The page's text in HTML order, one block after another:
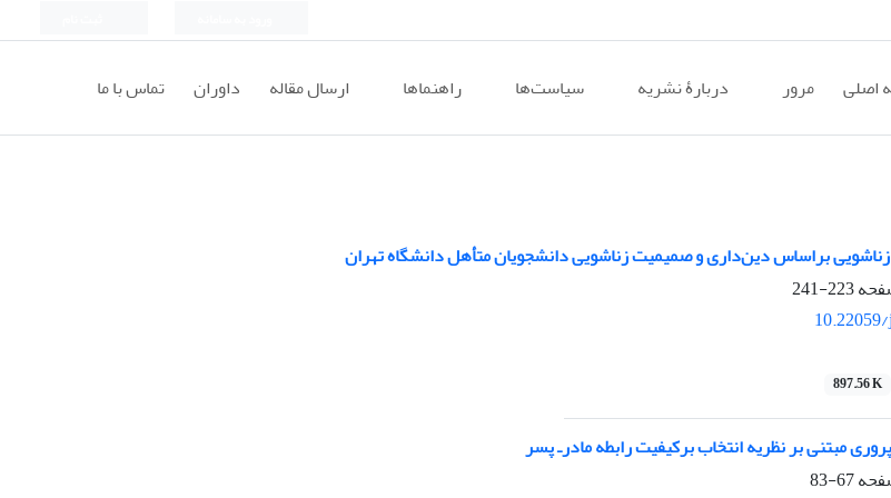
اصلی مرور دربارۀ نشریه سیاست‌ها راهنماها ارسال مقاله داوران تماس با ما
براساس دین‌داری و صمیمیت زناشویی دانشجویان متأهل دانشگاه تهران
223-241
897.56 K
مبتنی بر نظریه انتخاب برکیفیت رابطه مادرـ پسر
67-83